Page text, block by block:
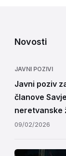
Novosti
JAVNI POZIVI
Javni poziv
članove
neretvanske
09/02/2026